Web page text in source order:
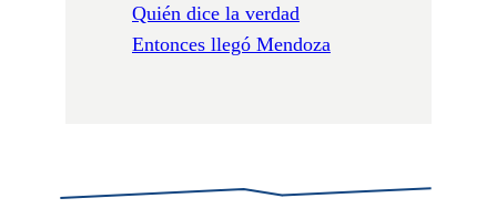
Quién dice la verdad
Entonces llegó Mendoza